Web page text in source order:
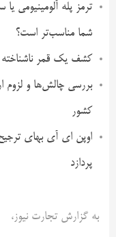
ترمز پله آلومینیومی
شما مناسب‌تر است؟
کشف یک قمر
بررسی چالش‌ها و لزوم
کشور
اوپن ای آی بهای
پردازد
به گزارش تجارت نیوز،